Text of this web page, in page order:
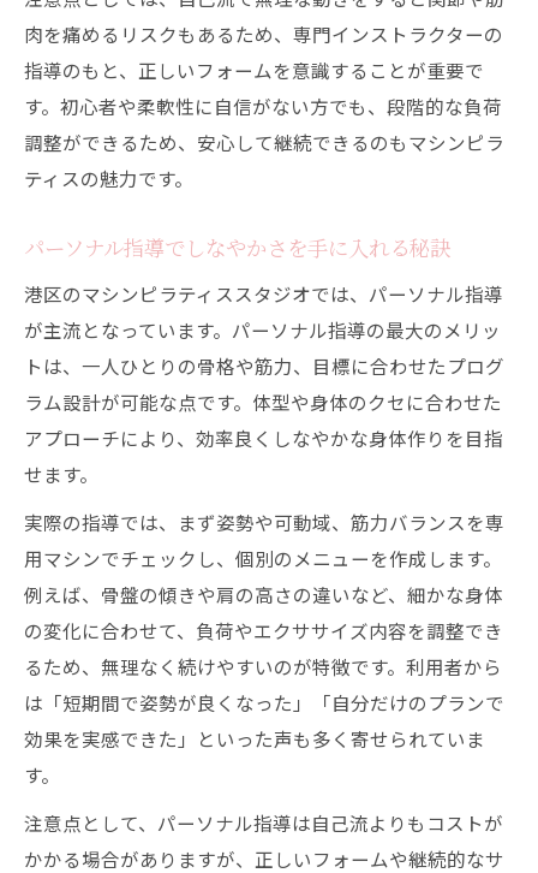
肉を痛めるリスクもあるため、専門インストラクターの
指導のもと、正しいフォームを意識することが重要で
す。初心者や柔軟性に自信がない方でも、段階的な負荷
調整ができるため、安心して継続できるのもマシンピラ
ティスの魅力です。
パーソナル指導でしなやかさを手に入れる秘訣
港区のマシンピラティススタジオでは、パーソナル指導
が主流となっています。パーソナル指導の最大のメリッ
トは、一人ひとりの骨格や筋力、目標に合わせたプログ
ラム設計が可能な点です。体型や身体のクセに合わせた
アプローチにより、効率良くしなやかな身体作りを目指
せます。
実際の指導では、まず姿勢や可動域、筋力バランスを専
用マシンでチェックし、個別のメニューを作成します。
例えば、骨盤の傾きや肩の高さの違いなど、細かな身体
の変化に合わせて、負荷やエクササイズ内容を調整でき
るため、無理なく続けやすいのが特徴です。利用者から
は「短期間で姿勢が良くなった」「自分だけのプランで
効果を実感できた」といった声も多く寄せられていま
す。
注意点として、パーソナル指導は自己流よりもコストが
かかる場合がありますが、正しいフォームや継続的なサ